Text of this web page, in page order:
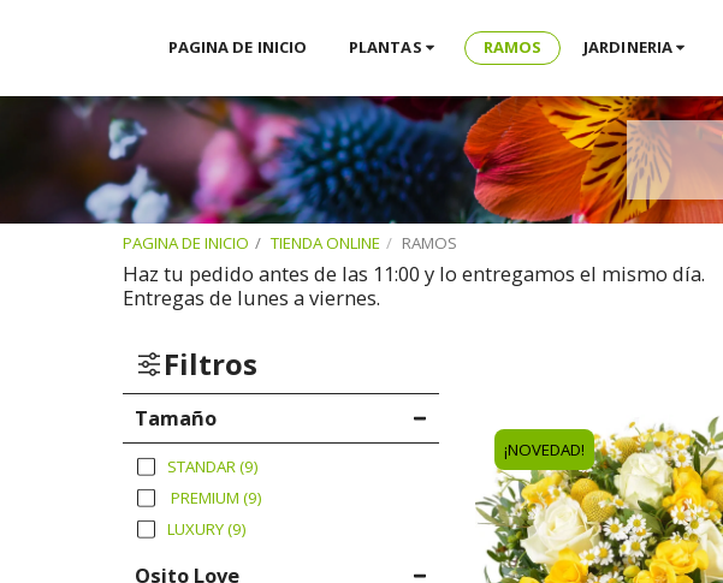
PAGINA DE INICIO PLANTAS RAMOS JARDINERIA
PAGINA DE INICIO TIENDA ONLINE RAMOS
Haz tu pedido antes de las 11:00 y lo entregamos el mismo día.
Entregas de lunes a viernes.
Filtros
Tamaño
STANDAR(9)
PREMIUM (9)
LUXURY(9)
Osito Love
¡NOVEDAD!